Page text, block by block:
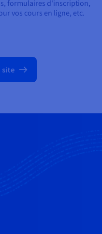
formulaires d'inscription,
vos cours en ligne, etc.
site